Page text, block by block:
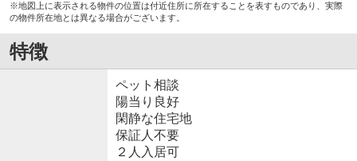
※地図上に表示される物件の位置は付近住所に所在することを表すものであり、実際
の物件所在地とは異なる場合がございます。
特徴
ペット相談
陽当り良好
閑静な住宅地
保証人不要
２人入居可